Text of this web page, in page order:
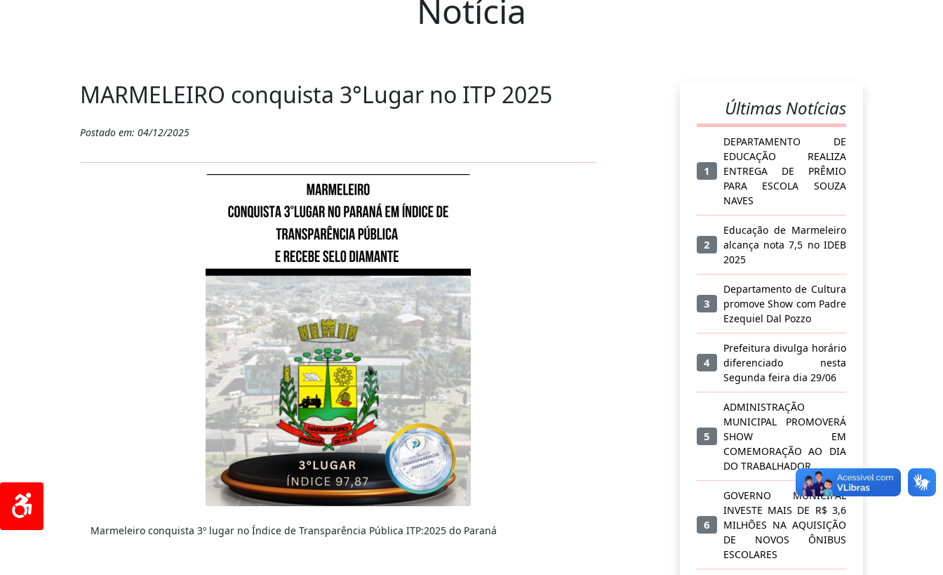
Notícia
MARMELEIRO conquista 3°Lugar no ITP 2025
Postado em: 04/12/2025
Marmeleiro conquista 3º lugar no Índice de Transparência Pública ITP:2025 do Paraná
Últimas Notícias
1
DEPARTAMENTO DE
EDUCAÇÃO REALIZA
ENTREGA DE PRÊMIO
PARA ESCOLA SOUZA
NAVES
2
Educação de Marmeleiro
alcança nota 7,5 no IDEB
2025
3
Departamento de Cultura
promove Show com Padre
Ezequiel Dal Pozzo
4
Prefeitura divulga horário
diferenciado nesta
Segunda feira dia 29/06
5
ADMINISTRAÇÃO
MUNICIPAL PROMOVERÁ
SHOW EM
COMEMORAÇÃO AO DIA
DO TRABALHADOR
6
GOVERNO MUNICIPAL
INVESTE MAIS DE R$ 3,6
MILHÕES NA AQUISIÇÃO
DE NOVOS ÔNIBUS
ESCOLARES